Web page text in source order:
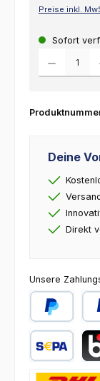
Preise inkl.
Sofort
Deine
Direkt
Unsere
PayPal